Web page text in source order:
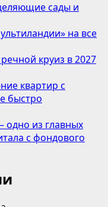
сады и
на все
круиз в 2027
квартир с
быстро
из главных
с фондового